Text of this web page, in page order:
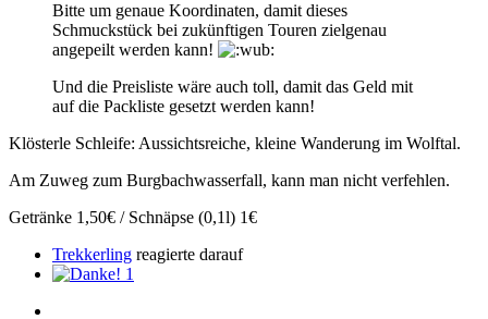
Bitte um genaue Koordinaten, damit dieses
Schmuckstück bei zukünftigen Touren zielgenau
angepeilt werden kann!
Und die Preisliste wäre auch toll, damit das Geld mit
auf die Packliste gesetzt werden kann!
Klösterle Schleife: Aussichtsreiche, kleine Wanderung im Wolftal.
Am Zuweg zum Burgbachwasserfall, kann man nicht verfehlen.
Getränke 1,50€ / Schnäpse (0,1l) 1€
Trekkerling reagierte darauf
1